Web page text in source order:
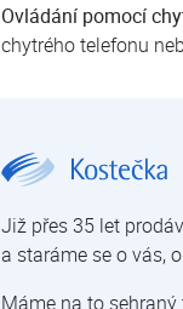
Ovládání pomocí
chytrého telefonu
Již přes 35 let
a staráme se o vás,
Máme na to